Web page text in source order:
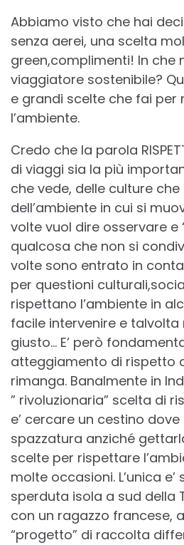
Abbiamo visto che hai
senza aerei, una scelta
green,complimenti! In che
viaggiatore sostenibile?
e grandi scelte che fai per
l’ambiente.
Credo che la parola
di viaggi sia la più
che vede, delle culture
dell’ambiente in cui si
volte vuol dire osservare e
qualcosa che non si
volte sono entrato in
per questioni
rispettano l’ambiente in
facile intervenire e talvolta
giusto… E’ però
atteggiamento di rispetto
rimanga. Banalmente in
” rivoluzionaria” scelta di
e’ cercare un cestino
spazzatura anziché
scelte per rispettare
molte occasioni. L’unica
sperduta isola a sud della
con un ragazzo francese,
“progetto” di raccolta